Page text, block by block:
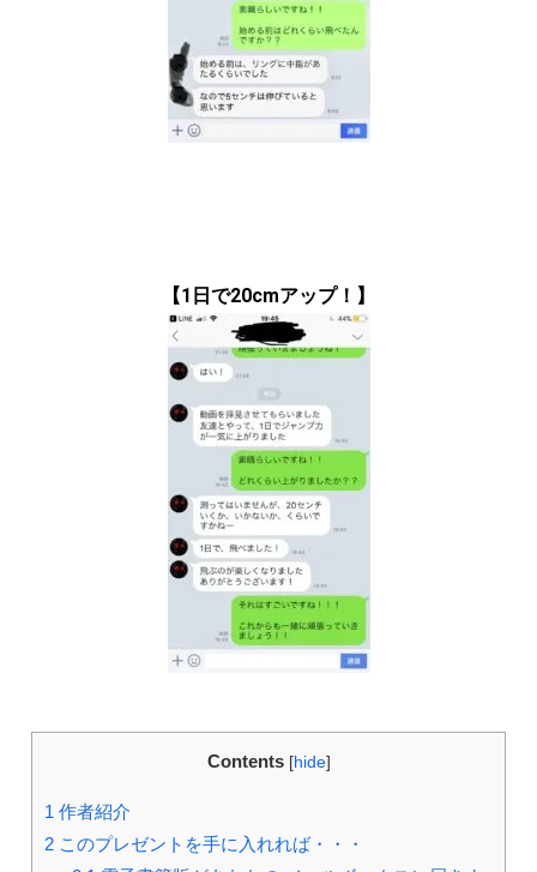
【1日で20cmアップ！】
Contents [hide]
1 作者紹介
2 このプレゼントを手に入れれば・・・